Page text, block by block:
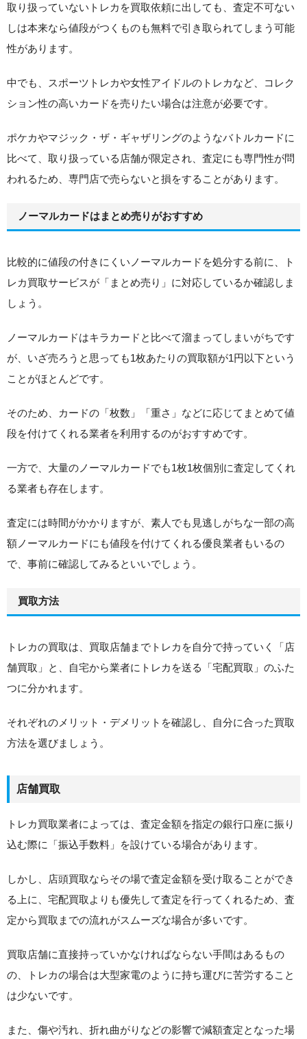
取り扱っていないトレカを買取依頼に出しても、査定不可ない
しは本来なら値段がつくものも無料で引き取られてしまう可能
性があります。
中でも、スポーツトレカや女性アイドルのトレカなど、コレク
ション性の高いカードを売りたい場合は注意が必要です。
ポケカやマジック・ザ・ギャザリングのようなバトルカードに
比べて、取り扱っている店舗が限定され、査定にも専門性が問
われるため、専門店で売らないと損をすることがあります。
ノーマルカードはまとめ売りがおすすめ
比較的に値段の付きにくいノーマルカードを処分する前に、ト
レカ買取サービスが「まとめ売り」に対応しているか確認しま
しょう。
ノーマルカードはキラカードと比べて溜まってしまいがちです
が、いざ売ろうと思っても1枚あたりの買取額が1円以下という
ことがほとんどです。
そのため、カードの「枚数」「重さ」などに応じてまとめて値
段を付けてくれる業者を利用するのがおすすめです。
一方で、大量のノーマルカードでも1枚1枚個別に査定してくれ
る業者も存在します。
査定には時間がかかりますが、素人でも見逃しがちな一部の高
額ノーマルカードにも値段を付けてくれる優良業者もいるの
で、事前に確認してみるといいでしょう。
買取方法
トレカの買取は、買取店舗までトレカを自分で持っていく「店
舗買取」と、自宅から業者にトレカを送る「宅配買取」のふた
つに分かれます。
それぞれのメリット・デメリットを確認し、自分に合った買取
方法を選びましょう。
店舗買取
トレカ買取業者によっては、査定金額を指定の銀行口座に振り
込む際に「振込手数料」を設けている場合があります。
しかし、店頭買取ならその場で査定金額を受け取ることができ
る上に、宅配買取よりも優先して査定を行ってくれるため、査
定から買取までの流れがスムーズな場合が多いです。
買取店舗に直接持っていかなければならない手間はあるもの
の、トレカの場合は大型家電のように持ち運びに苦労すること
は少ないです。
また、傷や汚れ、折れ曲がりなどの影響で減額査定となった場